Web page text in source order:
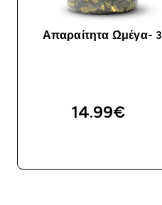
Απαραίτητα Ωμέγα- 3
14.99€‎